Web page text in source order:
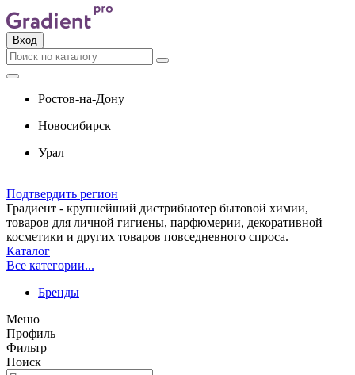
Вход
Ростов-на-Дону
Новосибирск
Урал
Подтвердить регион
Градиент - крупнейший дистрибьютер бытовой химии,
товаров для личной гигиены, парфюмерии, декоративной
косметики и других товаров повседневного спроса.
Каталог
Все категории...
Бренды
Меню
Профиль
Фильтр
Поиск